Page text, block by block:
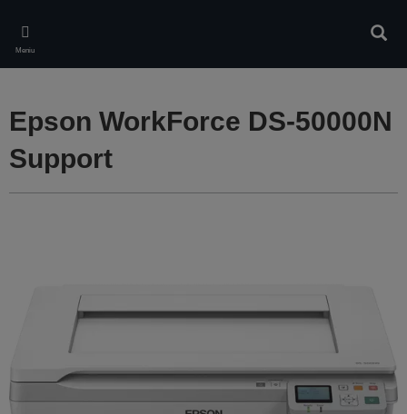
main
content
Meniu
Epson WorkForce DS-50000N
Support